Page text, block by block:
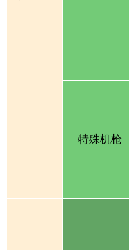
特殊机枪